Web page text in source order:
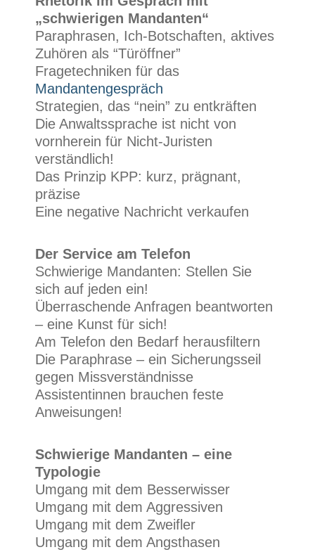
„schwierigen Mandanten“
Paraphrasen, Ich-Botschaften, aktives
Zuhören als “Türöffner”
Fragetechniken für das
Mandantengespräch
Strategien, das “nein” zu entkräften
Die Anwaltssprache ist nicht von
vornherein für Nicht-Juristen
verständlich!
Das Prinzip KPP: kurz, prägnant,
präzise
Eine negative Nachricht verkaufen
Der Service am Telefon
Schwierige Mandanten: Stellen Sie
sich auf jeden ein!
Überraschende Anfragen beantworten
– eine Kunst für sich!
Am Telefon den Bedarf herausfiltern
Die Paraphrase – ein Sicherungsseil
gegen Missverständnisse
Assistentinnen brauchen feste
Anweisungen!
Schwierige Mandanten – eine
Typologie
Umgang mit dem Besserwisser
Umgang mit dem Aggressiven
Umgang mit dem Zweifler
Umgang mit dem Angsthasen